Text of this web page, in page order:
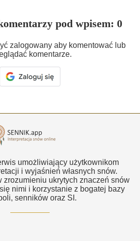
pod wpisem: 0
zalogowany aby komentować lub
komentarze.
umożliwiający użytkownikom
i wyjaśnień własnych snów.
zrozumieniu ukrytych znaczeń snów
nimi i korzystanie z bogatej bazy
senników oraz SI.